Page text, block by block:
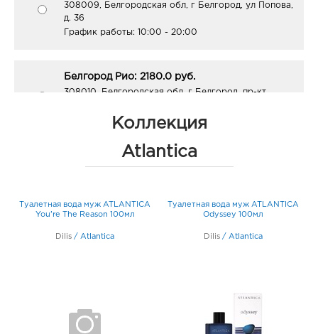
308009, Белгородская обл, г Белгород, ул Попова,
д. 36
График работы: 10:00 - 20:00
Белгород Рио: 2180.0 руб.
308010, Белгородская обл, г Белгород, пр-кт
График работы:10:00 - 21:00
График работы:10:00 - 22:00
Коллекция
Atlantica
Туалетная вода муж ATLANTICA
You’re The Reason 100мл
Dilis / Atlantica
Туалетная вода муж ATLANTICA
Odyssey 100мл
Dilis / Atlantica